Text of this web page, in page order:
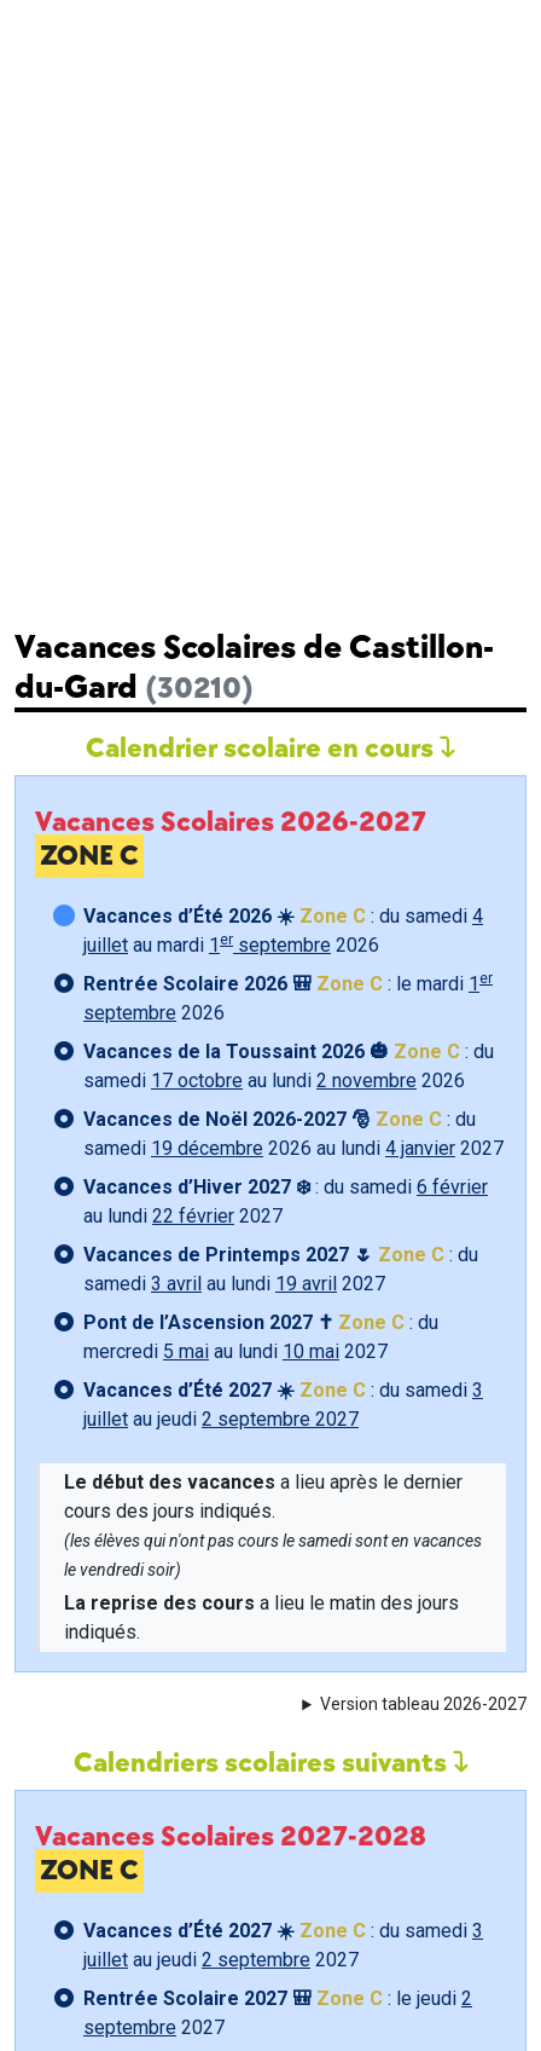
Vacances Scolaires de Castillon-
du-Gard (30210)
Calendrier scolaire en cours
Vacances Scolaires 2026-2027
ZONE C
Vacances d’Été 2026 ☀️ Zone C : du samedi 4
juillet au mardi 1 er septembre 2026
Rentrée Scolaire 2026 🎒 Zone C : le mardi 1 er
septembre 2026
Vacances de la Toussaint 2026 🎃 Zone C : du
samedi 17 octobre au lundi 2 novembre 2026
Vacances de Noël 2026-2027 🎅 Zone C : du
samedi 19 décembre 2026 au lundi 4 janvier 2027
Vacances d’Hiver 2027 ❄️: du samedi 6 février
au lundi 22 février 2027
Vacances de Printemps 2027 🌷 Zone C : du
samedi 3 avril au lundi 19 avril 2027
Pont de l’Ascension 2027 ✝️ Zone C : du
mercredi 5 mai au lundi 10 mai 2027
Vacances d’Été 2027 ☀️ Zone C : du samedi 3
juillet au jeudi 2 septembre 2027
Le début des vacances a lieu après le dernier
cours des jours indiqués.
(les élèves qui n'ont pas cours le samedi sont en vacances
le vendredi soir)
La reprise des cours a lieu le matin des jours
indiqués.
Version tableau 2026-2027
Calendriers scolaires suivants
Vacances Scolaires 2027-2028
ZONE C
Vacances d’Été 2027 ☀️ Zone C : du samedi 3
juillet au jeudi 2 septembre 2027
Rentrée Scolaire 2027 🎒 Zone C : le jeudi 2
septembre 2027